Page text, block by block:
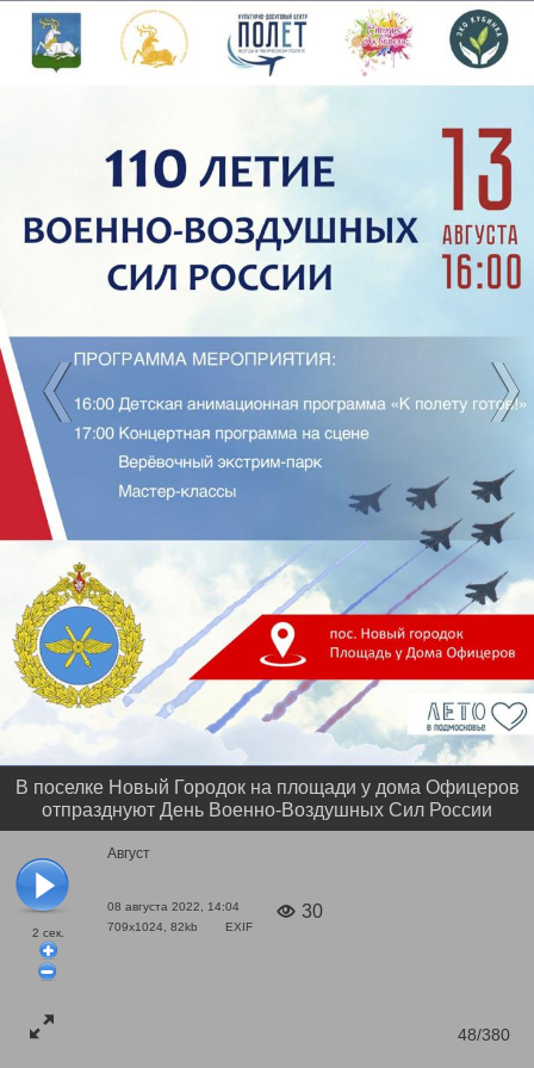
2 сек.
Август
08 августа 2022, 14:04
709x1024, 82kb
EXIF
30
48/380
В поселке Новый Городок на площади у дома Офицеров
отпразднуют День Военно-Воздушных Сил России